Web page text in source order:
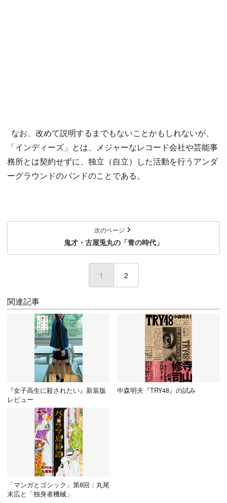
なお、改めて説明するまでもないことかもしれないが、
「インディーズ」とは、メジャーなレコード会社や芸能事
務所とは契約せずに、独立（自立）した活動を行うアンダ
ーグラウンドのバンドのことである。
次のページ
鬼才・古屋兎丸の「青の時代」
1 (current)
2
関連記事
『女子高生に殺されたい』新装版
レビュー
中森明夫『TRY48』の試み
「マンガとゴシック」第8回：丸尾
末広と「独身者機械」